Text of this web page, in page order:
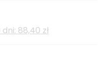
88,40 zł